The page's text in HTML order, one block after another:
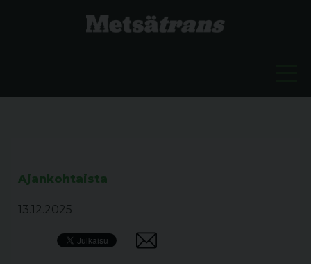
Ajankohtaista
13.12.2025